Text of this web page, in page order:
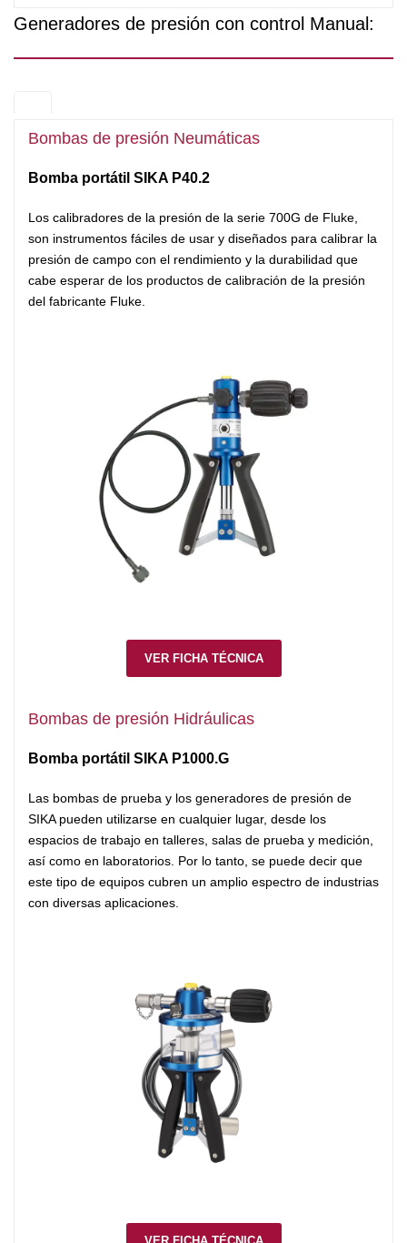
Generadores de presión con control Manual:
Bombas de presión Neumáticas
Bomba portátil SIKA P40.2
Los calibradores de la presión de la serie 700G de Fluke,
son instrumentos fáciles de usar y diseñados para calibrar la
presión de campo con el rendimiento y la durabilidad que
cabe esperar de los productos de calibración de la presión
del fabricante Fluke.
VER FICHA TÉCNICA
Bombas de presión Hidráulicas
Bomba portátil SIKA P1000.G
Las bombas de prueba y los generadores de presión de
SIKA pueden utilizarse en cualquier lugar, desde los
espacios de trabajo en talleres, salas de prueba y medición,
así como en laboratorios. Por lo tanto, se puede decir que
este tipo de equipos cubren un amplio espectro de industrias
con diversas aplicaciones.